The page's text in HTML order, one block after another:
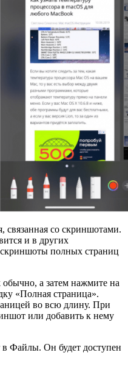
связанная со скриншотами.
и в других
полных страниц
обычно, а затем нажмите на
«Полная страница».
во всю длину. При
или добавить к нему
в Файлы. Он будет доступен